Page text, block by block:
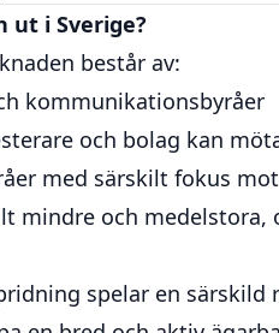
ut i Sverige?
består av:
kommunikationsbyråer
och bolag kan
med särskilt fokus
mindre och
spelar en särskild